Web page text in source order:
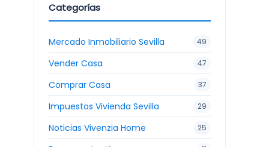
Categorías
Mercado Inmobiliario Sevilla 49
Vender Casa 47
Comprar Casa 37
Impuestos Vivienda Sevilla 29
Noticias Vivenzia Home 25